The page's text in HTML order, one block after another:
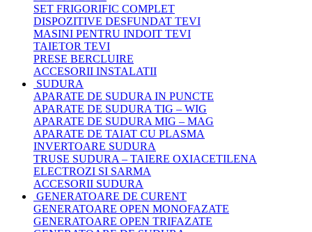
SET FRIGORIFIC COMPLET
DISPOZITIVE DESFUNDAT TEVI
MASINI PENTRU INDOIT TEVI
TAIETOR TEVI
PRESE BERCLUIRE
ACCESORII INSTALATII
SUDURA
APARATE DE SUDURA IN PUNCTE
APARATE DE SUDURA TIG – WIG
APARATE DE SUDURA MIG – MAG
APARATE DE TAIAT CU PLASMA
INVERTOARE SUDURA
TRUSE SUDURA – TAIERE OXIACETILENA
ELECTROZI SI SARMA
ACCESORII SUDURA
GENERATOARE DE CURENT
GENERATOARE OPEN MONOFAZATE
GENERATOARE OPEN TRIFAZATE